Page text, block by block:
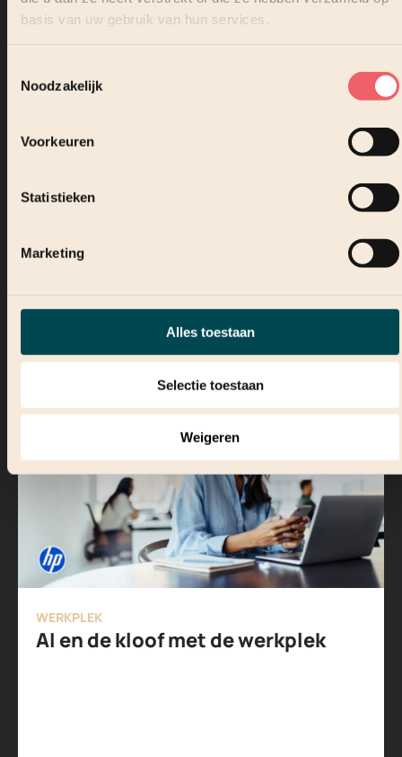
basis van uw gebruik van hun services.
Noodzakelijk
Voorkeuren
Statistieken
Marketing
Alles toestaan
Selectie toestaan
Weigeren
WERKPLEK
WERKPLEK
AI en de kloof met de werkplek